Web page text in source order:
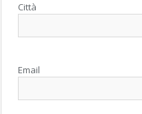
Città
Email